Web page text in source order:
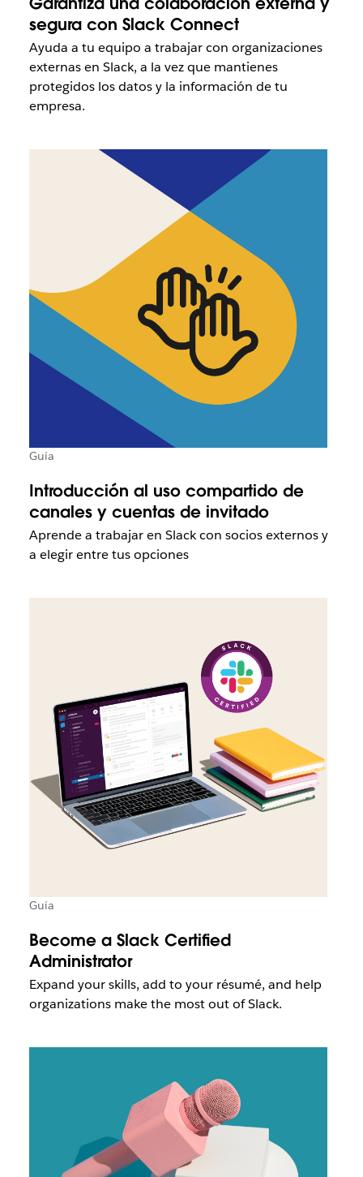
segura con Slack Connect
Ayuda a tu equipo a trabajar con organizaciones
externas en Slack, a la vez que mantienes
protegidos los datos y la información de tu
empresa.
Guía
Introducción al uso compartido de
canales y cuentas de invitado
Aprende a trabajar en Slack con socios externos y
a elegir entre tus opciones
Guía
Become a Slack Certified
Administrator
Expand your skills, add to your résumé, and help
organizations make the most out of Slack.